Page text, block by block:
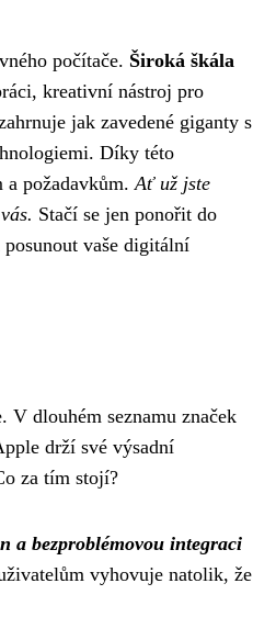
počítače. Široká škála
kreativní nástroj pro
jak zavedené giganty s
Díky této
a požadavkům.Ať už jste
Stačí se jen ponořit do
vaše digitální
dlouhém seznamu značek
drží své výsadní
za tím stojí?
a bezproblémovou integraci
vyhovuje natolik, že